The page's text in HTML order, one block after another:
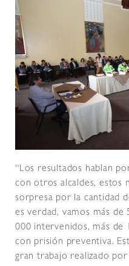
“Los resultados hablan
con otros alcaldes, estos
sorpresa por la cantidad
es verdad, vamos más de
000 intervenidos, más de
con prisión preventiva.
gran trabajo realizado